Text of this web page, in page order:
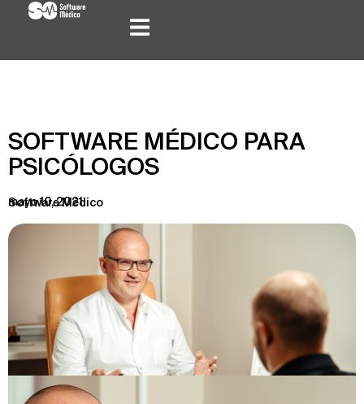
SOFTWARE MÉDICO PARA
PSICÓLOGOS
mayo 10, 2021
Software Médico